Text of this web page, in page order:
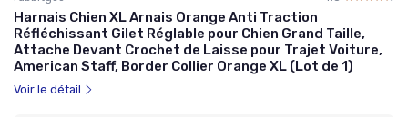
Harnais Chien XL Arnais Orange Anti Traction
Réfléchissant Gilet Réglable pour Chien Grand Taille,
Attache Devant Crochet de Laisse pour Trajet Voiture,
American Staff, Border Collier Orange XL (Lot de 1)
Voir le détail